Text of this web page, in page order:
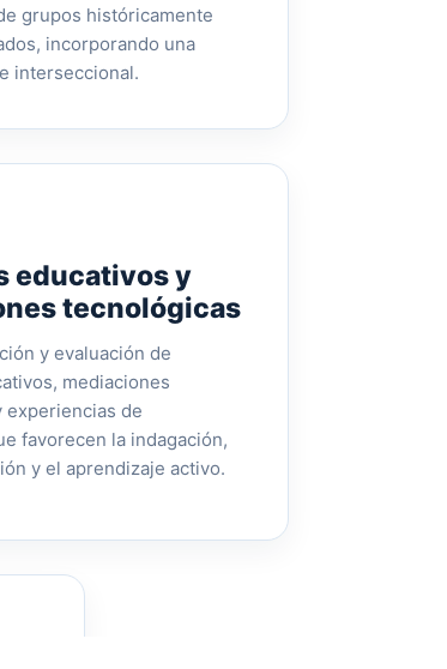
grupos históricamente
incorporando una
interseccional.
educativos y
tecnológicas
y evaluación de
mediaciones
experiencias de
favorecen la indagación,
y el aprendizaje activo.